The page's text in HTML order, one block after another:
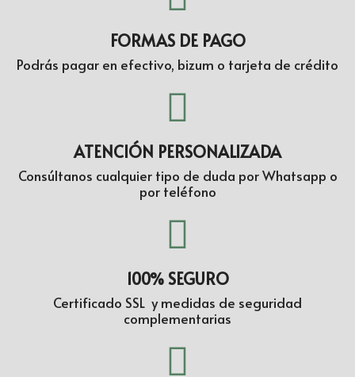
FORMAS DE PAGO
Podrás pagar en efectivo, bizum o tarjeta de crédito
ATENCIÓN PERSONALIZADA
Consúltanos cualquier tipo de duda por Whatsapp o
por teléfono
100% SEGURO
Certificado SSL y medidas de seguridad
complementarias